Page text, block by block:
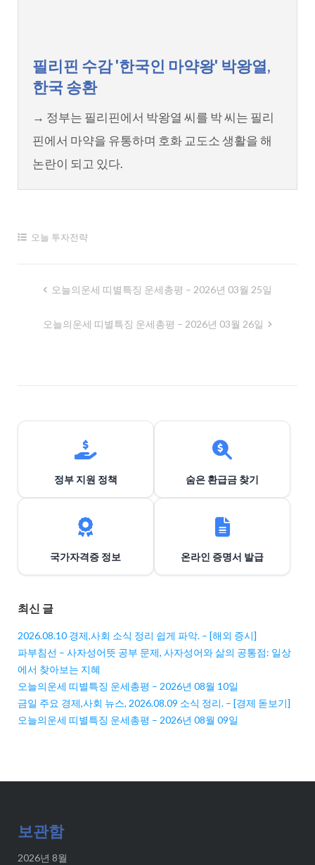
필리핀 수감 '한국인 마약왕' 박왕열,
한국 송환
→ 정부는 필리핀에서 박왕열 씨를 박 씨는 필리
핀에서 마약을 유통하며 호화 교도소 생활을 해
논란이 되고 있다.
오늘 투자전략
오늘의운세 띠별특징 운세총평 – 2026년 03월 25일
오늘의운세 띠별특징 운세총평 – 2026년 03월 26일
정부 지원 정책 숨은 환급금 찾기
국가자격증 정보 온라인 증명서 발급
최신 글
2026.08.10 경제,사회 소식 정리 쉽게 파악. – [해외 증시]
파부침선 – 사자성어뜻 공부 문제, 사자성어와 삶의 공통점: 일상
에서 찾아보는 지혜
오늘의운세 띠별특징 운세총평 – 2026년 08월 10일
금일 주요 경제,사회 뉴스, 2026.08.09 소식 정리. – [경제 돋보기]
오늘의운세 띠별특징 운세총평 – 2026년 08월 09일
보관함
2026년 8월